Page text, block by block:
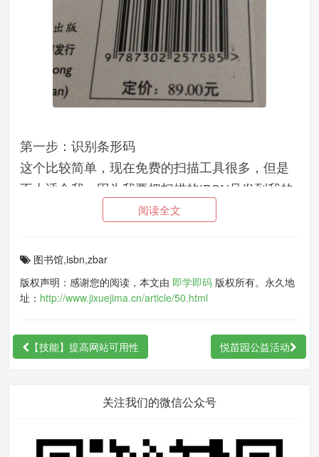
第一步：识别条形码
这个比较简单，现在免费的扫描工具很多，但是
不太适合我，因为我要把扫描的IBSN号发到我的
电子书库接口，然后通过isbn号查查到数据信息
人使用IOS开发客户端，扫描库使用zbar（告诉大
家一个秘密，嫌麻烦可以使用phonegap开发客户
端）。
这一步非常简单，直接调用豆瓣的api就可以，查
找书籍信息，然后保存到数据库就好了。豆瓣api
https://api.douban.com/v2/book/isbn/:9787
ok/isbn/:xxxx）
阅读全文
图书馆,isbn,zbar
版权声明：感谢您的阅读，本文由 即学即码 版权所有。永久地
址： http://www.jixuejima.cn/article/50.html
【技能】提高网站可用性 悦苗园公益活动
关注我们的微信公众号